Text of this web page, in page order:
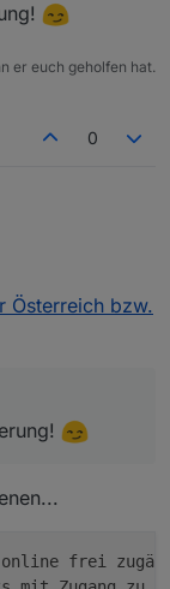
er euch geholfen hat.
0
Österreich bzw.
frei